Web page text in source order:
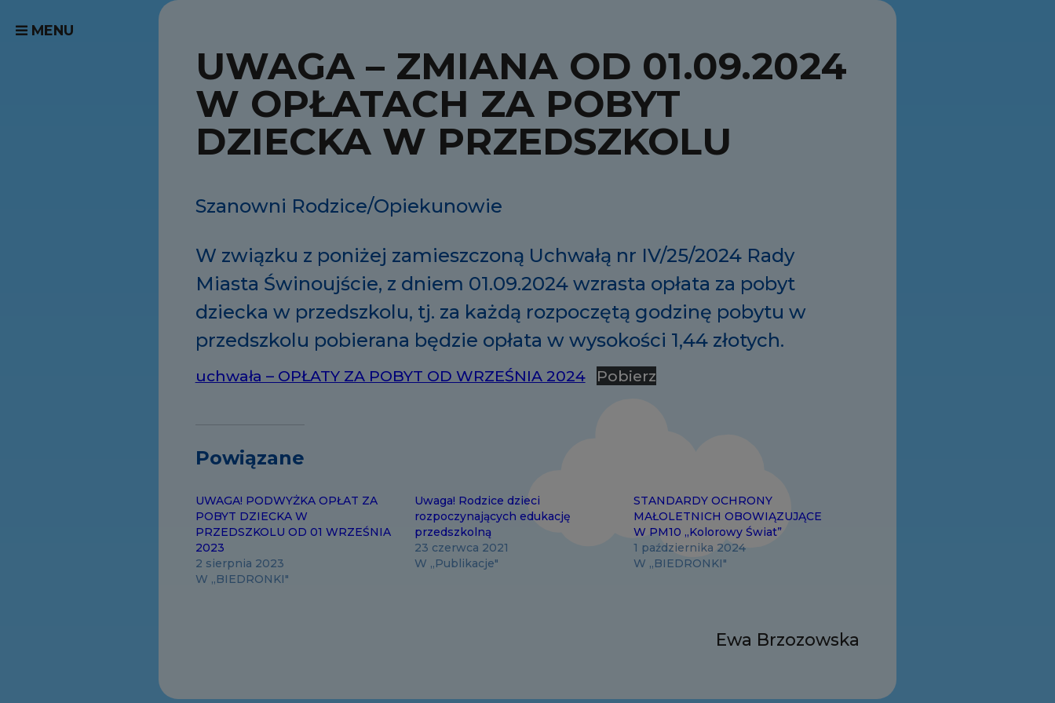
MENU
UWAGA – ZMIANA OD 01.09.2024
W OPŁATACH ZA POBYT
DZIECKA W PRZEDSZKOLU
Szanowni Rodzice/Opiekunowie
W związku z poniżej zamieszczoną Uchwałą nr IV/25/2024 Rady
Miasta Świnoujście, z dniem 01.09.2024 wzrasta opłata za pobyt
dziecka w przedszkolu, tj. za każdą rozpoczętą godzinę pobytu w
przedszkolu pobierana będzie opłata w wysokości 1,44 złotych.
uchwała – OPŁATY ZA POBYT OD WRZEŚNIA 2024 Pobierz
Powiązane
UWAGA! PODWYŻKA OPŁAT ZA
POBYT DZIECKA W
PRZEDSZKOLU OD 01 WRZEŚNIA
2023
2 sierpnia 2023
W „BIEDRONKI"
Uwaga! Rodzice dzieci
rozpoczynających edukację
przedszkolną
23 czerwca 2021
W „Publikacje"
STANDARDY OCHRONY
MAŁOLETNICH OBOWIĄZUJĄCE
W PM10 ,,Kolorowy Świat”
1 października 2024
W „BIEDRONKI"
Ewa Brzozowska